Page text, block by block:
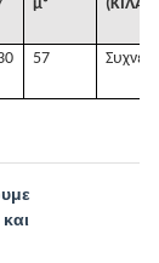
μ³
(ΚΙΛΑ)
57 Συχνές